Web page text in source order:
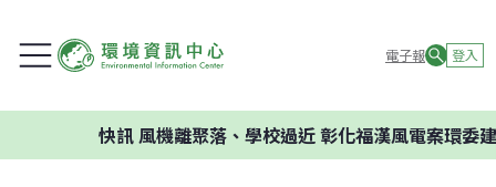
電子報 登入
風機離聚落、學校過近 彰化福漢風電案環委建議不